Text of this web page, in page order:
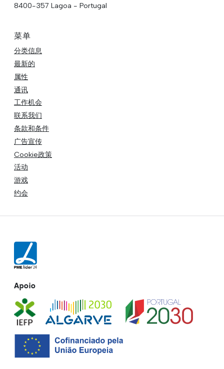
8400-357 Lagoa - Portugal
菜单
分类信息
最新的
属性
通讯
工作机会
联系我们
条款和条件
广告宣传
Cookie政策
活动
游戏
约会
Apoio